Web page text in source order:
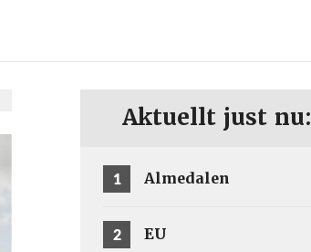
Aktuellt just nu:
1 Almedalen
2 EU